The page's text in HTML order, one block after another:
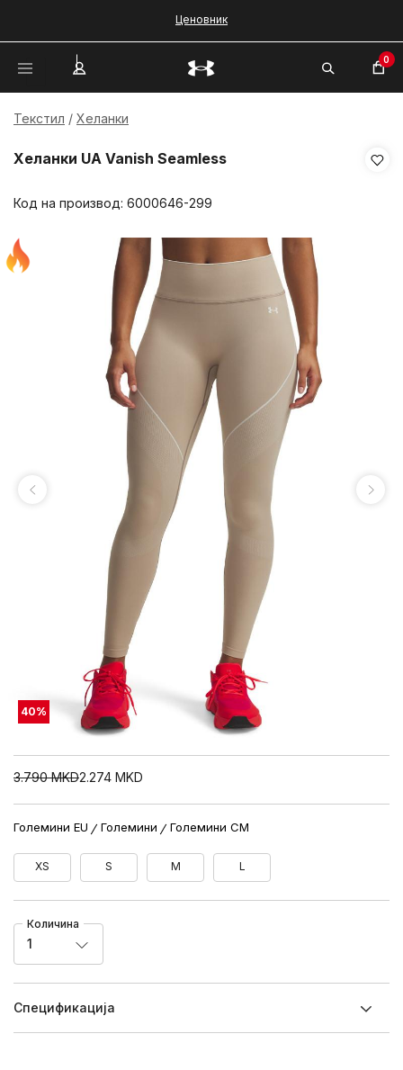
Ценовник
0
Текстил Хеланки
Хеланки UA Vanish Seamless
Код на производ: 6000646-299
40%
3.790 MKD2.274 MKD
Големини EU Големини Големини CM
XS S M L
Количина
1
Спецификацијa